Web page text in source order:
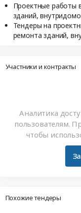
Проектные работы
зданий,
Тендеры на
ремонта зданий,
Участники и контракты
Аналитика
пользователям.
чтобы
Похожие тендеры